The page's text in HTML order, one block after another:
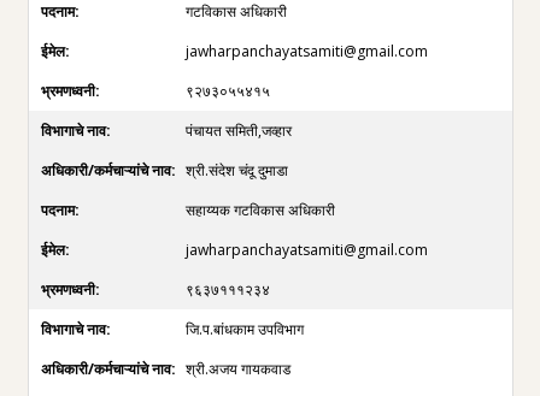
गटविकास अधिकारी
jawharpanchayatsamiti@gmail.com
९२७३०५५४१५
पंचायत समिती,जव्हार
श्री.संदेश चंदू दुमाडा
सहाय्यक गटविकास अधिकारी
jawharpanchayatsamiti@gmail.com
९६३७१११२३४
जि.प.बांधकाम उपविभाग
श्री.अजय गायकवाड